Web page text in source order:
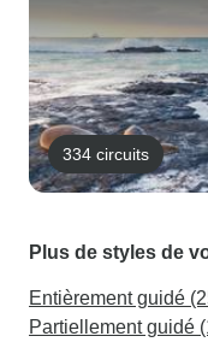
334 circuits
Plus de styles de
Entièrement guidé
Partiellement guidé